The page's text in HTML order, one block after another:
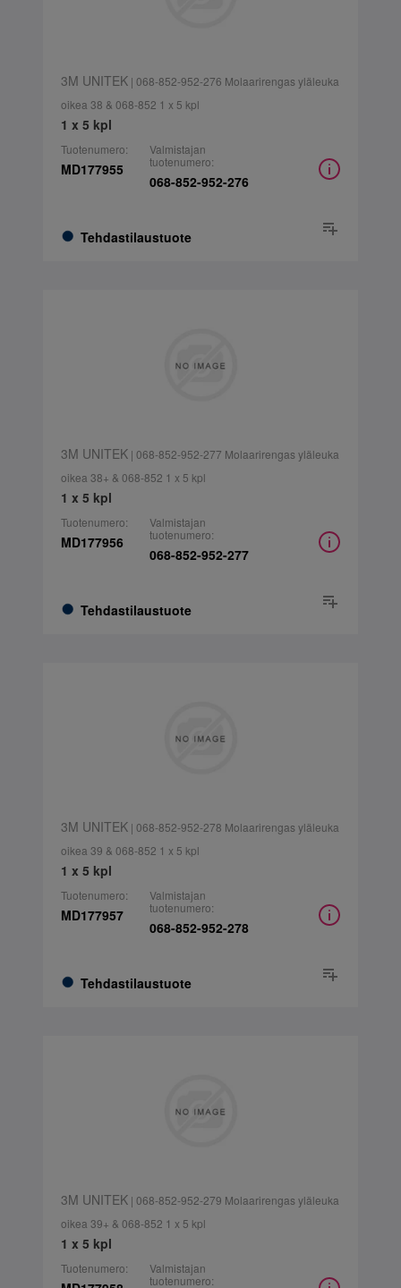
3M UNITEK| 068-852-952-276 Molaarirengas yläleuka
oikea 38 & 068-852 1 x 5 kpl
1 x 5 kpl
Tuotenumero:
MD177955
Tehdastilaustuote
Valmistajan
tuotenumero:
068-852-952-276
3M UNITEK| 068-852-952-277 Molaarirengas yläleuka
oikea 38+ & 068-852 1 x 5 kpl
1 x 5 kpl
Tuotenumero:
MD177956
Tehdastilaustuote
Valmistajan
tuotenumero:
068-852-952-277
3M UNITEK| 068-852-952-278 Molaarirengas yläleuka
oikea 39 & 068-852 1 x 5 kpl
1 x 5 kpl
Tuotenumero:
MD177957
Tehdastilaustuote
Valmistajan
tuotenumero:
068-852-952-278
3M UNITEK| 068-852-952-279 Molaarirengas yläleuka
oikea 39+ & 068-852 1 x 5 kpl
1 x 5 kpl
Tuotenumero:
Valmistajan
tuotenumero: